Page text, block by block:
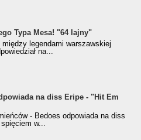
Typa Mesa! "64 lajny"
legendami warszawskiej
na...
na diss Eripe - "Hit Em
- Bedoes odpowiada na diss
w...